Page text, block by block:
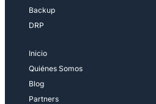
Backup
DRP
Inicio
Quiénes Somos
Blog
Partners